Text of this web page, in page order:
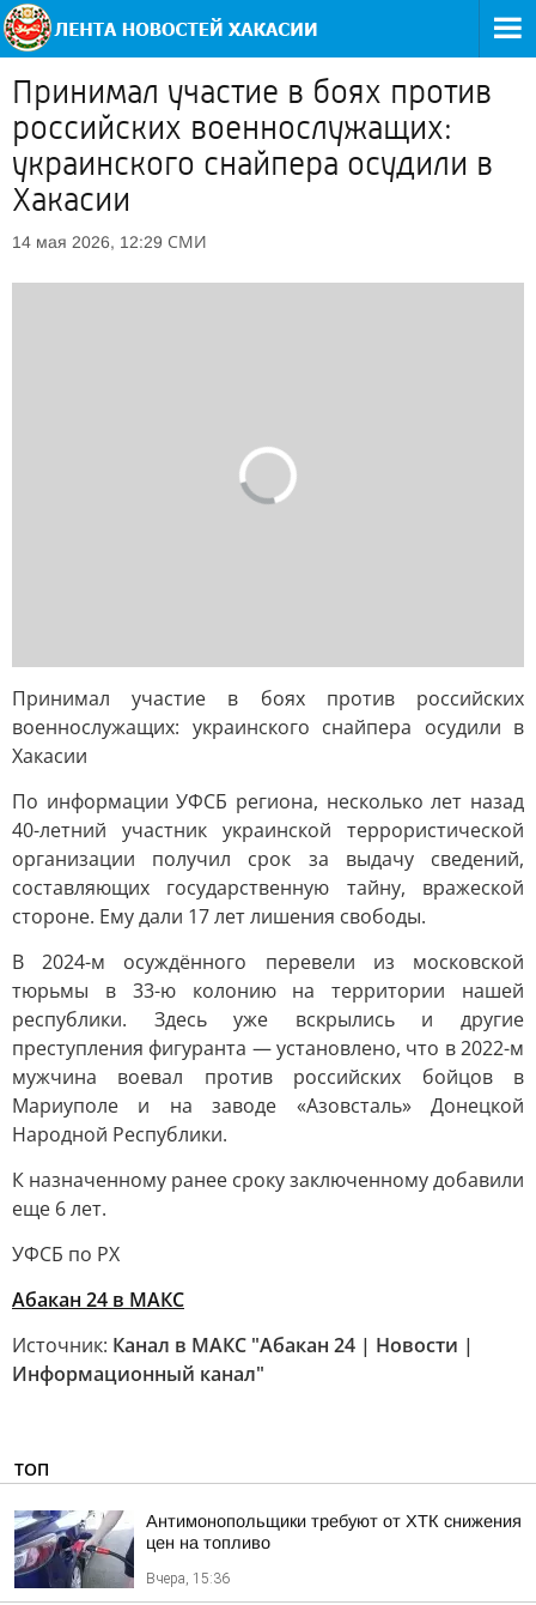
Принимал участие в боях против
российских военнослужащих:
украинского снайпера осудили в
Хакасии
14 мая 2026, 12:29 СМИ
Принимал участие в боях против российских
военнослужащих: украинского снайпера осудили в
Хакасии
По информации УФСБ региона, несколько лет назад
40-летний участник украинской террористической
организации получил срок за выдачу сведений,
составляющих государственную тайну, вражеской
стороне. Ему дали 17 лет лишения свободы.
В 2024-м осуждённого перевели из московской
тюрьмы в 33-ю колонию на территории нашей
республики. Здесь уже вскрылись и другие
преступления фигуранта — установлено, что в 2022-м
мужчина воевал против российских бойцов в
Мариуполе и на заводе «Азовсталь» Донецкой
Народной Республики.
К назначенному ранее сроку заключенному добавили
еще 6 лет.
УФСБ по РХ
Абакан 24 в МАКС
Источник: Канал в МАКС "Абакан 24 | Новости |
Информационный канал"
ТОП
Антимонопольщики требуют от ХТК снижения
цен на топливо
Вчера, 15:36